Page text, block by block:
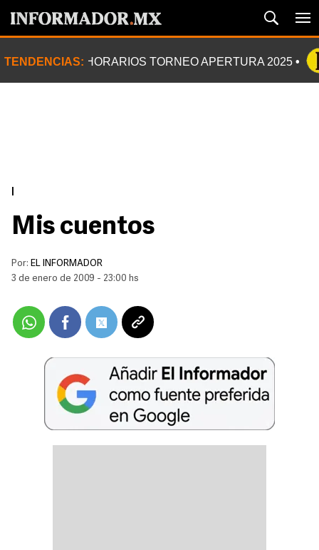
TENDENCIAS: HORARIOS TORNEO APERTURA 2025
Mis cuentos
Por: EL INFORMADOR
3 de enero de 2009 - 23:00 hs